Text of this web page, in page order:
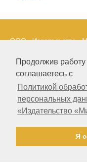
Продолжив
соглашаетесь с
Политикой
персональных
«Издательство
Я
ООО «Издательство
LLC Материалы,
охраняются Законом о
прав. Публикация
этого сайта запрещена
предварительного
издательством.
размещенные на
Александр Павлов,